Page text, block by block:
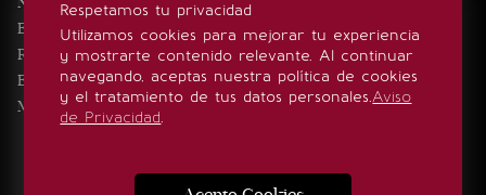
Respetamos tu privacidad
Utilizamos cookies para mejorar tu experiencia
y mostrarte contenido relevante. Al continuar
navegando, aceptas nuestra política de cookies
y el tratamiento de tus datos personales.Aviso
de Privacidad.
Eventos
Realeza
Estilo de vida
Minuto x Minuto
SÍGUENOS